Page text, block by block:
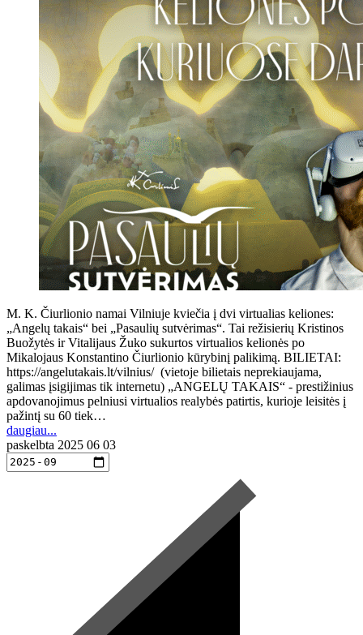
M. K. Čiurlionio namai Vilniuje kviečia į dvi virtualias keliones:
„Angelų takais“ bei „Pasaulių sutvėrimas“. Tai režisierių Kristinos
Buožytės ir Vitalijaus Žuko sukurtos virtualios kelionės po
Mikalojaus Konstantino Čiurlionio kūrybinį palikimą. BILIETAI:
https://angelutakais.lt/vilnius/ (vietoje bilietais neprekiaujama,
galimas įsigijimas tik internetu) „ANGELŲ TAKAIS“ - prestižinius
apdovanojimus pelniusi virtualios realybės patirtis, kurioje leisitės į
pažintį su 60 tiek…
daugiau...
paskelbta 2025 06 03